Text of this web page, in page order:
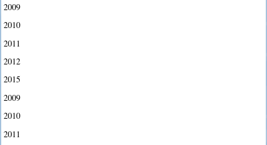
2009
2010
2011
2012
2015
2009
2010
2011